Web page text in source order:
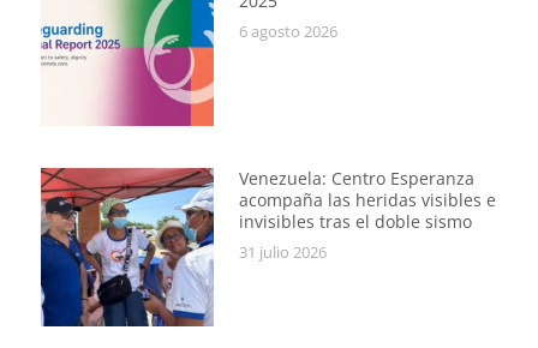
6 agosto 2026
Venezuela: Centro Esperanza
acompaña las heridas visibles e
invisibles tras el doble sismo
31 julio 2026